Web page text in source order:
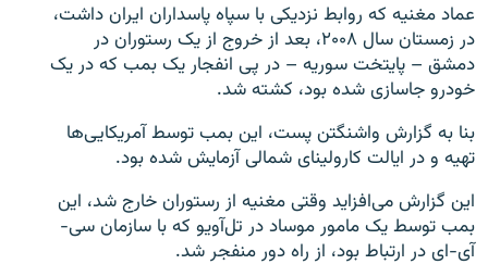
زبان‌های دیگر
عماد مغنیه که روابط نزدیکی با سپاه پاسداران ایران داشت،
در زمستان سال ۲۰۰۸، بعد از خروج از یک رستوران در
دمشق – پایتخت سوریه – در پی انفجار یک بمب که در یک
خودرو جاسازی شده بود، کشته شد.
بنا به گزارش واشنگتن پست، این بمب توسط آمریکایی‌ها
تهیه و در ایالت کارولینای شمالی آزمایش شده بود.
این گزارش می‌افزاید وقتی مغنیه از رستوران خارج شد، این
بمب توسط یک مامور موساد در تل‌آویو که با سازمان سی-
آی-‌ای در ارتباط بود، از راه دور منفجر شد.